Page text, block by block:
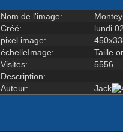
Nom de l'image:
Créé:
lundi
pixel image:
échelleImage:
Taille
Visites:
5556
Description:
Auteur:
Jack